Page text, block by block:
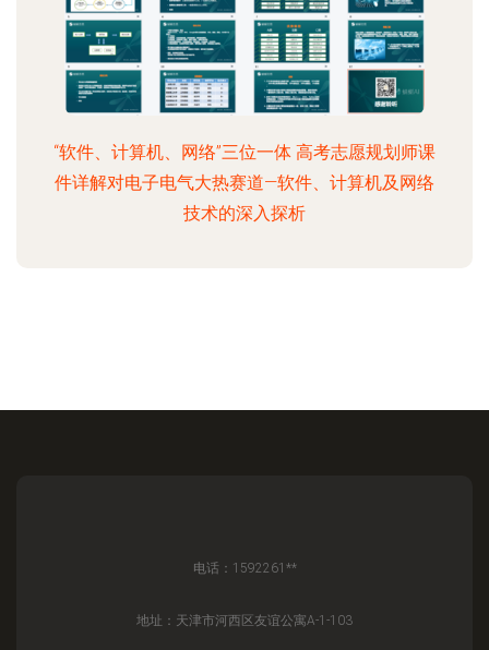
“软件、计算机、网络”三位一体 高考志愿规划师课
件详解对电子电气大热赛道—软件、计算机及网络
技术的深入探析
电话：1592261**
地址：天津市河西区友谊公寓A-1-103